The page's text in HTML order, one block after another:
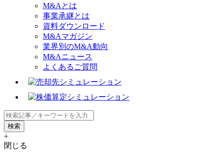
M&Aとは
事業承継とは
資料ダウンロード
M&Aマガジン
業界別のM&A動向
M&Aニュース
よくあるご質問
+
閉じる